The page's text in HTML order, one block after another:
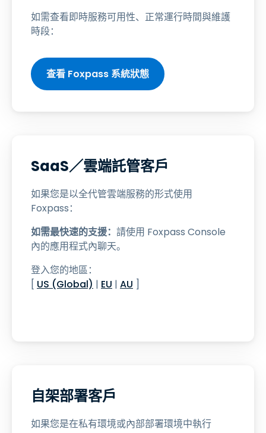
如需查看即時服務可用性、正常運行時間與維護
時段：
查看 Foxpass 系統狀態
SaaS／雲端託管客戶
如果您是以全代管雲端服務的形式使用
Foxpass：
如需最快速的支援： 請使用 Foxpass Console
內的應用程式內聊天。
登入您的地區：
[ US (Global) | EU | AU ]
自架部署客戶
如果您是在私有環境或內部部署環境中執行